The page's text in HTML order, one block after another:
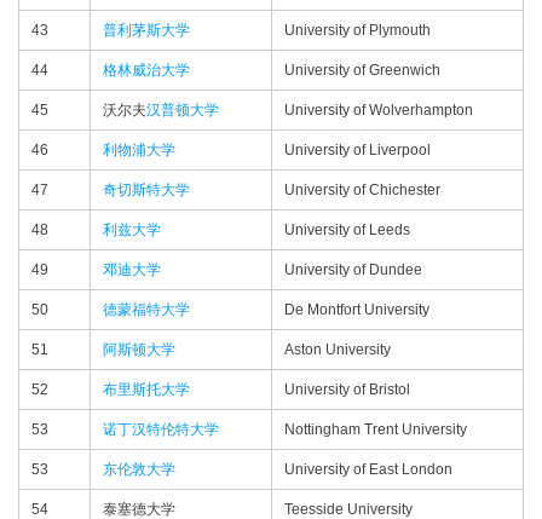
43 普利茅斯大学 University of Plymouth
44 格林威治大学 University of Greenwich
45 沃尔夫汉普顿大学 University of Wolverhampton
46 利物浦大学 University of Liverpool
47 奇切斯特大学 University of Chichester
48 利兹大学 University of Leeds
49 邓迪大学 University of Dundee
50 德蒙福特大学 De Montfort University
51 阿斯顿大学 Aston University
52 布里斯托大学 University of Bristol
53 诺丁汉特伦特大学 Nottingham Trent University
53 东伦敦大学 University of East London
54 泰塞德大学 Teesside University